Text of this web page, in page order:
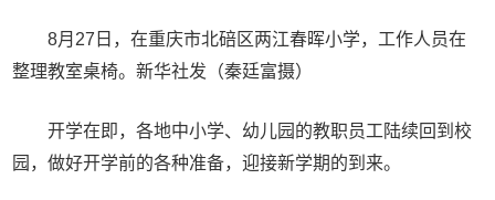
8月27日，在重庆市北碚区两江春晖小学，工作人员在
整理教室桌椅。新华社发（秦廷富摄）
开学在即，各地中小学、幼儿园的教职员工陆续回到校
园，做好开学前的各种准备，迎接新学期的到来。